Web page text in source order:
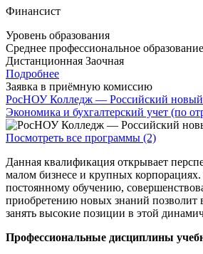
Финансист
Уровень образования
Среднее профессиональное образование
Дистанционная Заочная
Подробнее
Заявка в приёмную комиссию
РосНОУ Колледж — Российский новый
Экономика и бухгалтерский учет (по
Посмотреть все программы (2)
Данная квалификация открывает
малом бизнесе и крупных
постоянному обучению,
приобретению новых знаний позволит
занять высокие позиции в этой
Профессиональные дисциплины